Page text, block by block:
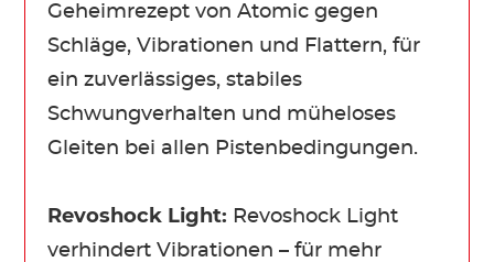
Geheimrezept von Atomic gegen
Schläge, Vibrationen und Flattern, für
ein zuverlässiges, stabiles
Schwungverhalten und müheloses
Gleiten bei allen Pistenbedingungen.
Revoshock Light: Revoshock Light
verhindert Vibrationen – für mehr